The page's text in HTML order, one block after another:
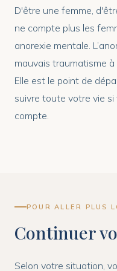
D'être une femme,
ne compte plus les
anorexie mentale.
mauvais traumatisme à
Elle est le point de
suivre toute votre vie
compte.
POUR ALLER PLUS
Continuer
Selon votre situation,